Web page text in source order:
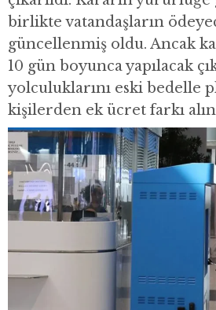
birlikte vatandaşların
güncellenmiş oldu. Ancak
10 gün boyunca yapılacak
yolculuklarını eski bedelle
kişilerden ek ücret farkı